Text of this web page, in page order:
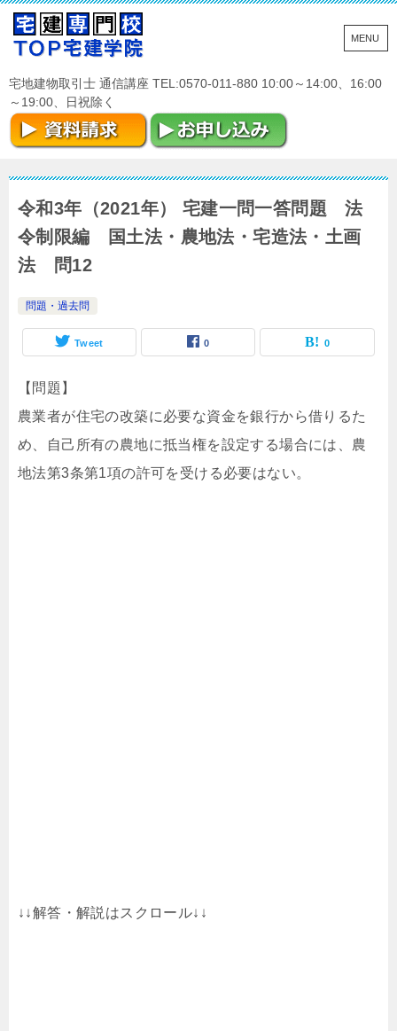
宅地建物取引士 通信講座 TEL:0570-011-880 10:00～14:00、16:00
～19:00、日祝除く
令和3年（2021年） 宅建一問一答問題 法
令制限編 国土法・農地法・宅造法・土画
法 問12
問題・過去問
Tweet 0 0
【問題】
農業者が住宅の改築に必要な資金を銀行から借りるた
め、自己所有の農地に抵当権を設定する場合には、農
地法第3条第1項の許可を受ける必要はない。
↓↓解答・解説はスクロール↓↓